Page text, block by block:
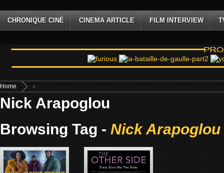
CHRONIQUE CINÉ CINEMA ARTICLE FILM INTERVIEW
Home »
Nick Arapoglou
Browsing Tag -Nick Arapoglou